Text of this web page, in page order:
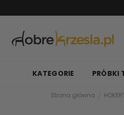
KATEGORIE PRÓBKI
Strona główna